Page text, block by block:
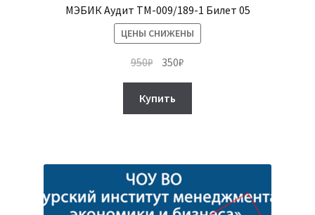
МЭБИК Аудит ТМ-009/189-1 Билет 05
ЦЕНЫ СНИЖЕНЫ
950₽ Первоначальная
цена
составляла
950₽.
350₽
цена:
Купить